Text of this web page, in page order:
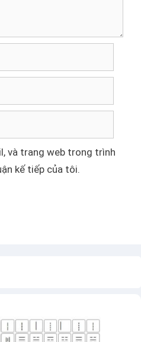
và trang web trong trình
kế tiếp của tôi.